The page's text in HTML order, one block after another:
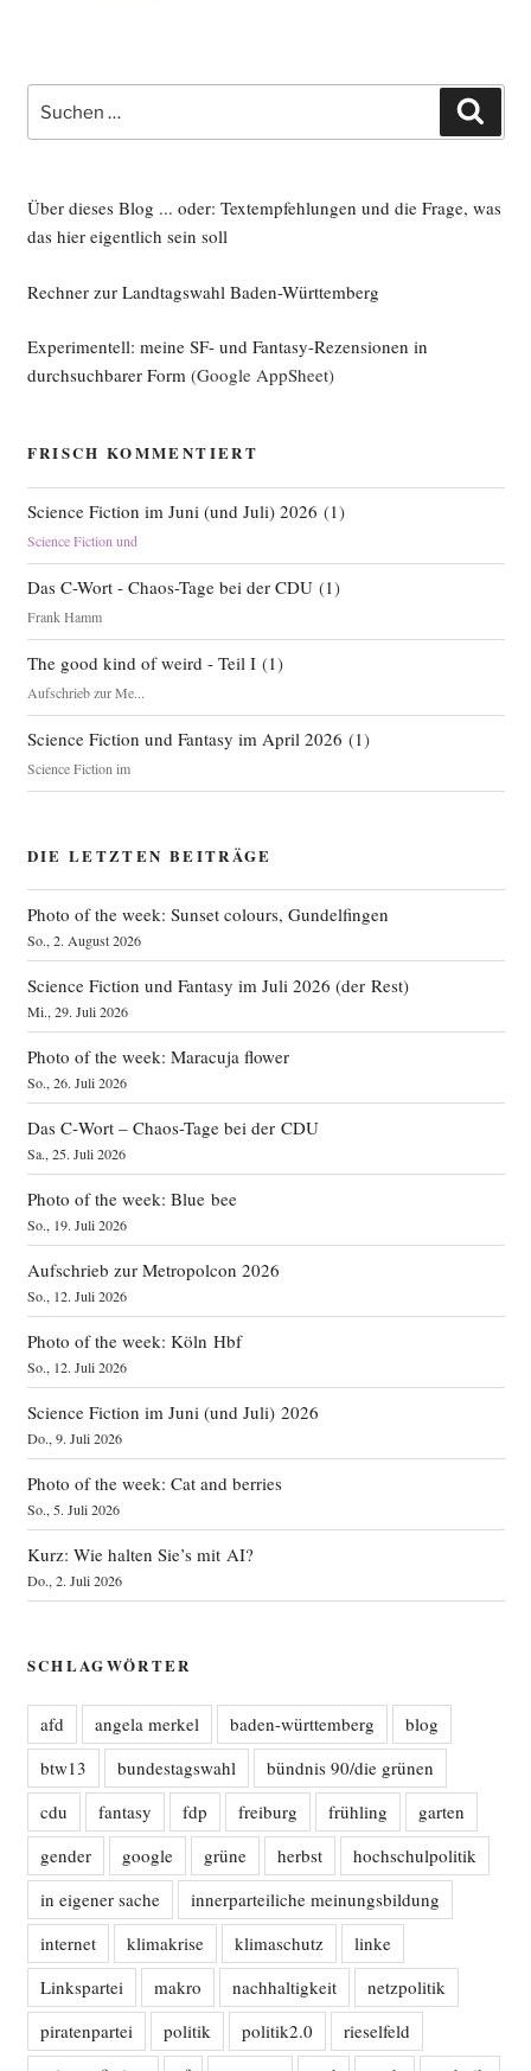
nach:
Über dieses Blog ... oder: Textempfehlungen und die Frage, was
das hier eigentlich sein soll
Rechner zur Landtagswahl Baden-Württemberg
Experimentell: meine SF- und Fantasy-Rezensionen in
durchsuchbarer Form(Google AppSheet)
FRISCH KOMMENTIERT
Science Fiction im Juni (und Juli) 2026 (1)
Science Fiction und
Das C-Wort - Chaos-Tage bei der CDU(1)
Frank Hamm
The good kind of weird - Teil I(1)
Aufschrieb zur Me...
Science Fiction und Fantasy im April 2026 (1)
Science Fiction im
DIE LETZTEN BEITRÄGE
Photo of the week: Sunset colours, Gundelfingen
So., 2. August 2026
Science Fiction und Fantasy im Juli 2026 (der Rest)
Mi., 29. Juli 2026
Photo of the week: Maracuja flower
So., 26. Juli 2026
Das C‑Wort – Chaos-Tage bei der CDU
Sa., 25. Juli 2026
Photo of the week: Blue bee
So., 19. Juli 2026
Aufschrieb zur Metropolcon 2026
So., 12. Juli 2026
Photo of the week: Köln Hbf
So., 12. Juli 2026
Science Fiction im Juni (und Juli) 2026
Do., 9. Juli 2026
Photo of the week: Cat and berries
So., 5. Juli 2026
Kurz: Wie halten Sie’s mit AI?
Do., 2. Juli 2026
SCHLAGWÖRTER
afd angela merkel baden-württemberg
blog
btw13
bundestagswahl
bündnis 90/die grünen
cdu
fantasy fdp freiburg frühling
garten
gender
google grüne herbst
hochschulpolitik
in eigener sache
innerparteiliche meinungsbildung
internet
klimakrise klimaschutz
linke
Linkspartei
makro nachhaltigkeit
netzpolitik
piratenpartei
politik politik2.0
rieselfeld